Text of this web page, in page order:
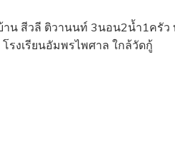
น สีวลี ติวานนท์ 3นอน2น้ำ1ครัว
รงเรียนอัมพรไพศาล ใกล้วัดกู้